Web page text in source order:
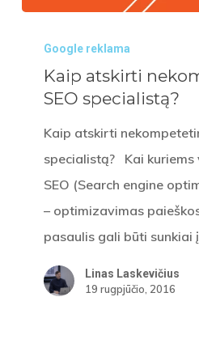
atskirti
nekompetetingą
SEO
specialistą?
Google reklama
Kaip atskirti
SEO specialistą?
Kaip atskirti
specialistą? Kai
SEO (Search engine
– optimizavimas
pasaulis gali būti sunkiai
Linas Laskevičius
19 rugpjūčio, 2016